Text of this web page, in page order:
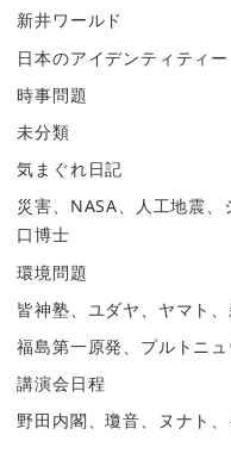
新井ワールド
日本のアイデンティティー
時事問題
未分類
気まぐれ日記
災害、NASA、人工地震
口博士
環境問題
皆神塾、ユダヤ、ヤマト
福島第一原発、プルトニ
講演会日程
野田内閣、瓊音、ヌナト